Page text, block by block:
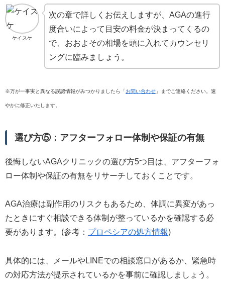
ケイスケ
次の章で詳しくお伝えしますが、AGAの進行
度合いによって目安の料金が決まってくるの
で、おおよその相場を頭に入れてカウンセリ
ングに臨みましょう。
※万が一事実と異なる誤認情報がみつかりましたら「お問い合わせ 」までご連絡ください。速
やかに修正いたします。
選び方⑤：アフターフォロー体制や保証の有無
後悔しないAGAクリニックの選び方5つ目は、アフターフォ
ロー体制や保証の有無をリサーチしておくことです。
AGA治療は副作用のリスクもあるため、体調に異変があっ
たときにすぐ相談できる体制が整っているかを確認する必
要があります。(参考： プロペシアの処方情報)
具体的には、メールやLINEでの相談窓口があるか、緊急時
の対応方法が提示されているかを事前に確認しましょう。